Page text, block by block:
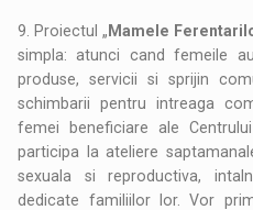
9. Proiectul „ Mamele
simpla: atunci cand femeile
produse, servicii si sprijin
schimbarii pentru intreaga
femei beneficiare ale
participa la ateliere
sexuala si reproductiva,
dedicate familiilor lor. Vor